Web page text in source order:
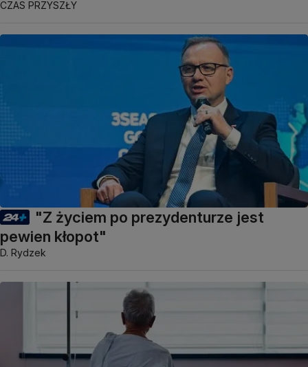
CZAS PRZYSZŁY
"Z życiem po prezydenturze jest
pewien kłopot"
D. Rydzek